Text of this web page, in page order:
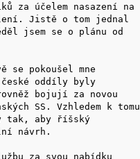
za účelem nasazení na
Jistě o tom jednal
jsem se o plánu od
se pokoušel mne
oddíly byly
bojují za novou
SS. Vzhledem k tomu
tak, aby říšský
návrh.
za svou nabídku